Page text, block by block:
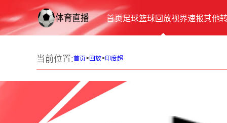
首页足球篮球回放视界速报其他
当前位置:首页>回放>印度超